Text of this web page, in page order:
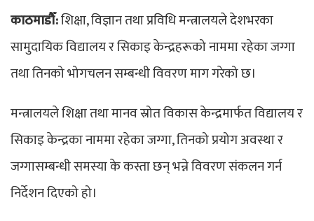
काठमाडौँ:शिक्षा, विज्ञान तथा प्रविधि मन्त्रालयले देशभरका
सामुदायिक विद्यालय र सिकाइ केन्द्रहरूको नाममा रहेका जग्गा
तथा तिनको भोगचलन सम्बन्धी विवरण माग गरेको छ।
मन्त्रालयले शिक्षा तथा मानव स्रोत विकास केन्द्रमार्फत विद्यालय र
सिकाइ केन्द्रका नाममा रहेका जग्गा, तिनको प्रयोग अवस्था र
जग्गासम्बन्धी समस्या के कस्ता छन् भन्ने विवरण संकलन गर्न
निर्देशन दिएको हो।